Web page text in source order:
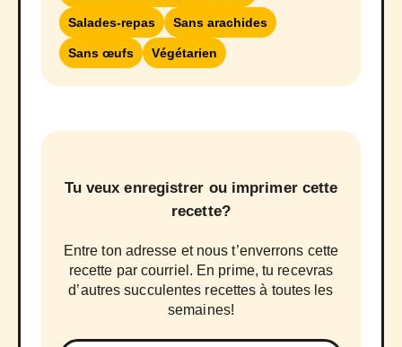
Salades-repas Sans arachides
Sans œufs Végétarien
Tu veux enregistrer ou imprimer cette
recette?
Entre ton adresse et nous t’enverrons cette
recette par courriel. En prime, tu recevras
d’autres succulentes recettes à toutes les
semaines!